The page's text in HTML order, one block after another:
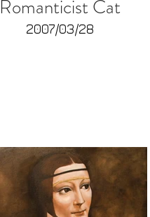
Romanticist Cat
2007/03/28